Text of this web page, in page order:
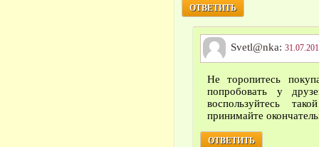
ОТВЕТИТЬ
Svetl@nka:
Не торопитесь
попробовать у
воспользуйтесь
принимайте
ОТВЕТИТЬ